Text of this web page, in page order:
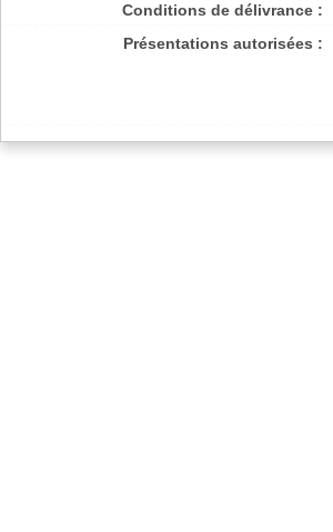
Conditions de délivrance :
Présentations autorisées :